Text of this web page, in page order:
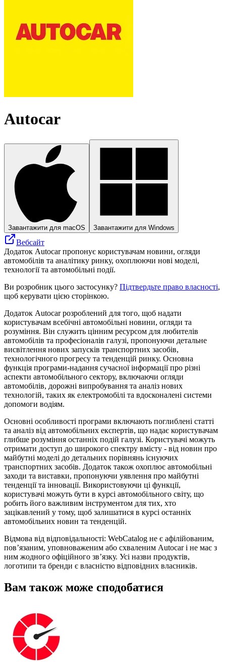
Autocar
Завантажити для macOS Завантажити для Windows
Вебсайт
Додаток Autocar пропонує користувачам новини, огляди
автомобілів та аналітику ринку, охоплюючи нові моделі,
технології та автомобільні події.
Ви розробник цього застосунку? Підтвердьте право власності,
щоб керувати цією сторінкою.
Додаток Autocar розроблений для того, щоб надати
користувачам всебічні автомобільні новини, огляди та
розуміння. Він служить цінним ресурсом для любителів
автомобілів та професіоналів галузі, пропонуючи детальне
висвітлення нових запусків транспортних засобів,
технологічного прогресу та тенденцій ринку. Основна
функція програми-надання сучасної інформації про різні
аспекти автомобільного сектору, включаючи огляди
автомобілів, дорожні випробування та аналіз нових
технологій, таких як електромобілі та вдосконалені системи
допомоги водіям.
Основні особливості програми включають поглиблені статті
та аналіз від автомобільних експертів, що надає користувачам
глибше розуміння останніх подій галузі. Користувачі можуть
отримати доступ до широкого спектру вмісту - від новин про
майбутні моделі до детальних порівнянь існуючих
транспортних засобів. Додаток також охоплює автомобільні
заходи та виставки, пропонуючи уявлення про майбутні
тенденції та інновації. Використовуючи ці функції,
користувачі можуть бути в курсі автомобільного світу, що
робить його важливим інструментом для тих, хто
зацікавлений у тому, щоб залишатися в курсі останніх
автомобільних новин та тенденцій.
Відмова від відповідальності: WebCatalog не є афілійованим,
пов’язаним, уповноваженим або схваленим Autocar і не має з
ним жодного офіційного зв’язку. Усі назви продуктів,
логотипи та бренди є власністю відповідних власників.
Вам також може сподобатися